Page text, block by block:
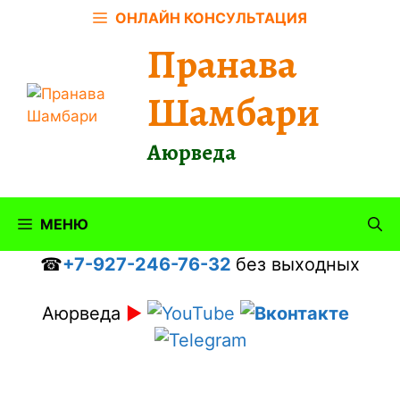
ОНЛАЙН КОНСУЛЬТАЦИЯ
Пранава
Шамбари
Аюрведа
МЕНЮ
☎+7-927-246-76-32 без выходных
Аюрведа ►